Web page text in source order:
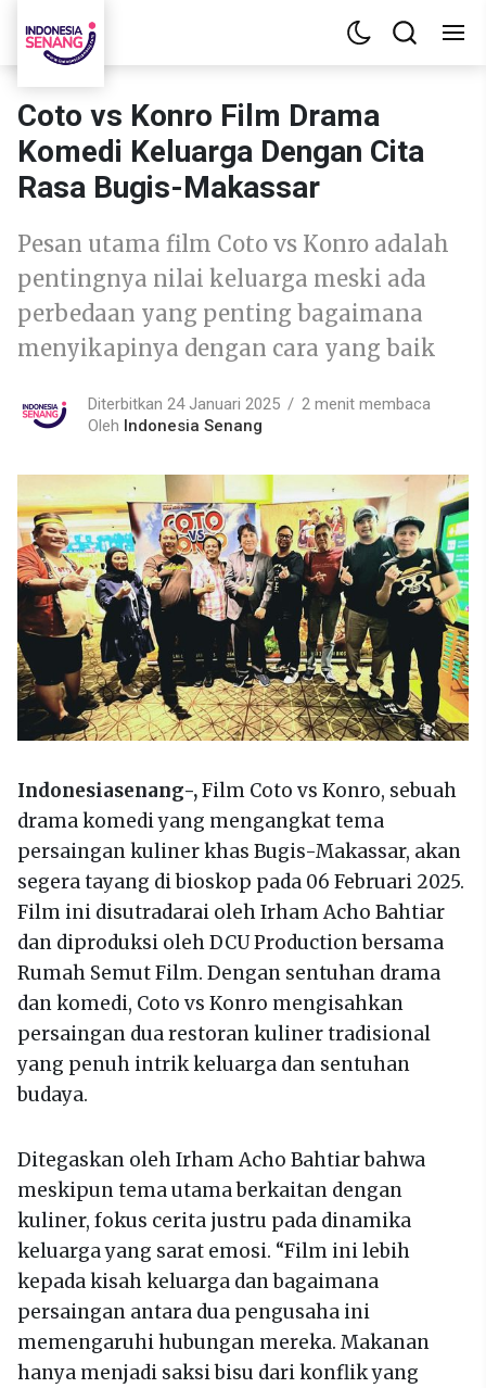
Coto vs Konro Film Drama
Komedi Keluarga Dengan Cita
Rasa Bugis-Makassar
Pesan utama film Coto vs Konro adalah
pentingnya nilai keluarga meski ada
perbedaan yang penting bagaimana
menyikapinya dengan cara yang baik
Diterbitkan 24 Januari 2025
2 menit membaca
Oleh Indonesia Senang
Indonesiasenang-,Film Coto vs Konro, sebuah
drama komedi yang mengangkat tema
persaingan kuliner khas Bugis-Makassar, akan
segera tayang di bioskop pada 06 Februari 2025.
Film ini disutradarai oleh Irham Acho Bahtiar
dan diproduksi oleh DCU Production bersama
Rumah Semut Film. Dengan sentuhan drama
dan komedi, Coto vs Konro mengisahkan
persaingan dua restoran kuliner tradisional
yang penuh intrik keluarga dan sentuhan
budaya.
Ditegaskan oleh Irham Acho Bahtiar bahwa
meskipun tema utama berkaitan dengan
kuliner, fokus cerita justru pada dinamika
keluarga yang sarat emosi. “Film ini lebih
kepada kisah keluarga dan bagaimana
persaingan antara dua pengusaha ini
memengaruhi hubungan mereka. Makanan
hanya menjadi saksi bisu dari konflik yang